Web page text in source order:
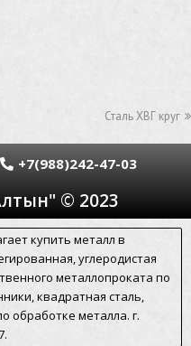
уголок стальной
электросварная труба
сетка
Сталь ХВГ круг
© 2023
+7(988)242-47-03
купить металл в
углеродистая
металлопроката по
квадратная сталь,
обработке металла. г.